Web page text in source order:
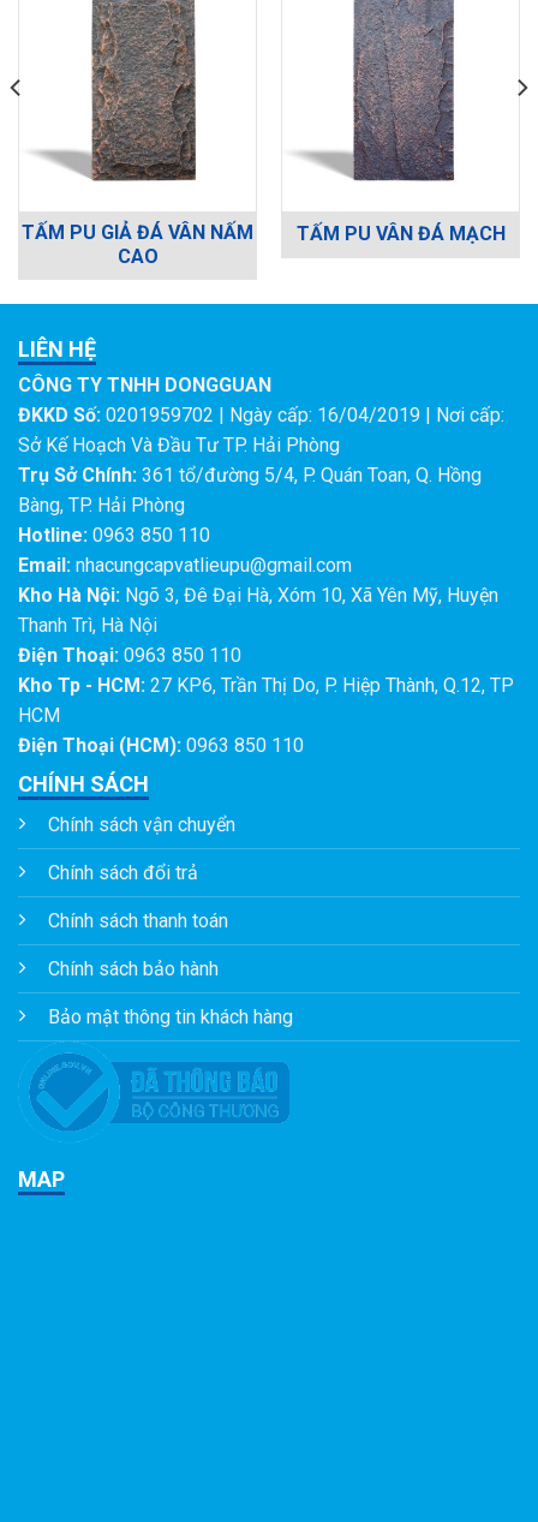
TẤM PU GIẢ ĐÁ VÂN NẤM
CAO
TẤM PU VÂN ĐÁ MẠCH
LIÊN HỆ
CÔNG TY TNHH DONGGUAN
ĐKKD Số: 0201959702 | Ngày cấp: 16/04/2019 | Nơi cấp:
Sở Kế Hoạch Và Đầu Tư TP. Hải Phòng
Trụ Sở Chính: 361 tổ/đường 5/4, P. Quán Toan, Q. Hồng
Bàng, TP. Hải Phòng
Hotline: 0963 850 110
Email: nhacungcapvatlieupu@gmail.com
Kho Hà Nội: Ngõ 3, Đê Đại Hà, Xóm 10, Xã Yên Mỹ, Huyện
Thanh Trì, Hà Nội
Điện Thoại: 0963 850 110
Kho Tp - HCM: 27 KP6, Trần Thị Do, P. Hiệp Thành, Q.12, TP
HCM
Điện Thoại (HCM): 0963 850 110
CHÍNH SÁCH
Chính sách vận chuyển
Chính sách đổi trả
Chính sách thanh toán
Chính sách bảo hành
Bảo mật thông tin khách hàng
MAP